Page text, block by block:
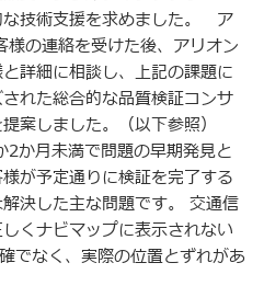
な技術支援を求めました。 ア
の連絡を受けた後、アリオン
詳細に相談し、上記の課題に
れた総合的な品質検証コンサ
案しました。（以下参照）
か月未満で問題の早期発見と
が予定通りに検証を完了する
決した主な問題です。 交通信
くナビマップに表示されない
でなく、実際の位置とずれがあ